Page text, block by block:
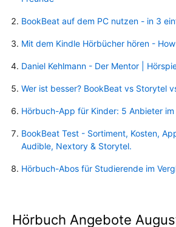
BookBeat auf dem PC nutzen - in 3
Mit dem Kindle Hörbücher hören -
Daniel Kehlmann - Der Mentor |
Wer ist besser? BookBeat vs Storytel
Hörbuch-App für Kinder: 5 Anbieter im
BookBeat Test - Sortiment, Kosten,
Audible, Nextory & Storytel.
Hörbuch-Abos für Studierende im
Hörbuch Angebote